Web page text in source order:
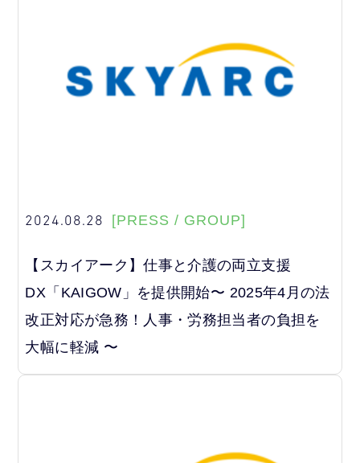
2024.08.28 [PRESS / GROUP]
【スカイアーク】仕事と介護の両立支援
DX「KAIGOW」を提供開始〜 2025年4月の法
改正対応が急務！人事・労務担当者の負担を
大幅に軽減 〜